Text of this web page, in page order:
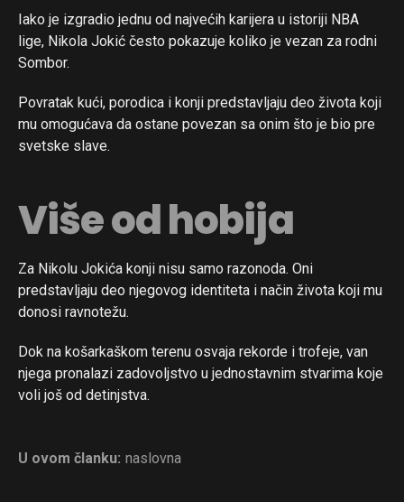
Iako je izgradio jednu od najvećih karijera u istoriji NBA
lige, Nikola Jokić često pokazuje koliko je vezan za rodni
Sombor.
Povratak kući, porodica i konji predstavljaju deo života koji
mu omogućava da ostane povezan sa onim što je bio pre
svetske slave.
Više od hobija
Za Nikolu Jokića konji nisu samo razonoda. Oni
predstavljaju deo njegovog identiteta i način života koji mu
donosi ravnotežu.
Dok na košarkaškom terenu osvaja rekorde i trofeje, van
njega pronalazi zadovoljstvo u jednostavnim stvarima koje
voli još od detinjstva.
U ovom članku: naslovna